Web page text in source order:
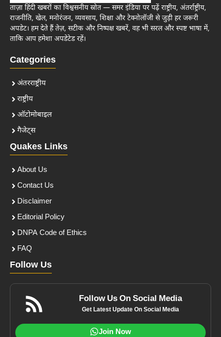
ताज़ा हिंदी खबरों का विश्वसनीय स्रोत — समर इंडिया पर पढ़ें राष्ट्रीय, अंतर्राष्ट्रीय,
राजनीति, खेल, मनोरंजन, व्यवसाय, शिक्षा और टेक्नोलॉजी से जुड़ी हर जरूरी
अपडेट। हम देते हैं तेज़, सटीक और निष्पक्ष खबरें, वह भी सरल और स्पष्ट भाषा में,
ताकि आप हमेशा अपडेटेड रहें।
Categories
अंतरराष्ट्रीय
राष्ट्रीय
ऑटोमोबाइल
गैजेट्स
Quakes Links
About Us
Contact Us
Disclaimer
Editorial Policy
DNPA Code of Ethics
FAQ
Follow Us
Follow Us On Social Media
Get Latest Update On Social Media
Join Now